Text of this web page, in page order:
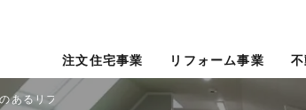
注文住宅事業
リフォーム事業
あるリフォームローンをご紹介！